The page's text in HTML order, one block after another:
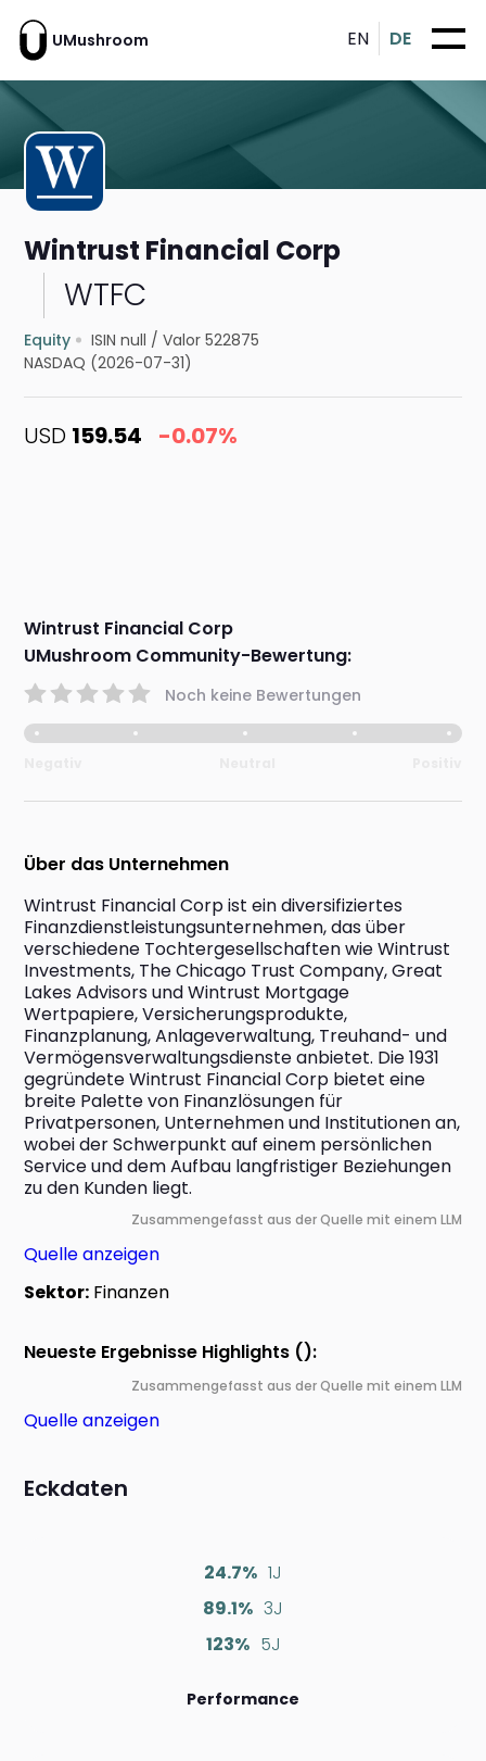
UMushroom EN DE
Wintrust Financial Corp
WTFC
Equity ISIN null /Valor 522875
NASDAQ (2026-07-31)
USD 159.54 -0.07%
Wintrust Financial Corp
UMushroom Community-Bewertung:
Noch keine Bewertungen
Über das Unternehmen
Wintrust Financial Corp ist ein diversifiziertes
Finanzdienstleistungsunternehmen, das über
verschiedene Tochtergesellschaften wie Wintrust
Investments, The Chicago Trust Company, Great
Lakes Advisors und Wintrust Mortgage
Wertpapiere, Versicherungsprodukte,
Finanzplanung, Anlageverwaltung, Treuhand- und
Vermögensverwaltungsdienste anbietet. Die 1931
gegründete Wintrust Financial Corp bietet eine
breite Palette von Finanzlösungen für
Privatpersonen, Unternehmen und Institutionen an,
wobei der Schwerpunkt auf einem persönlichen
Service und dem Aufbau langfristiger Beziehungen
zu den Kunden liegt.
Zusammengefasst aus der Quelle mit einem LLM
Quelle anzeigen
Sektor: Finanzen
Neueste Ergebnisse Highlights ():
Zusammengefasst aus der Quelle mit einem LLM
Quelle anzeigen
Eckdaten
24.7% 1J
89.1% 3J
123% 5J
Performance